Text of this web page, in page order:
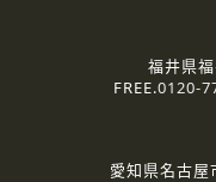
2.個人情報の第三者提供
ご提供いただいた個人
3.個人情報の取り扱い
弊社の定める個人情報
福井県
FREE.0120-
愛知県名古屋